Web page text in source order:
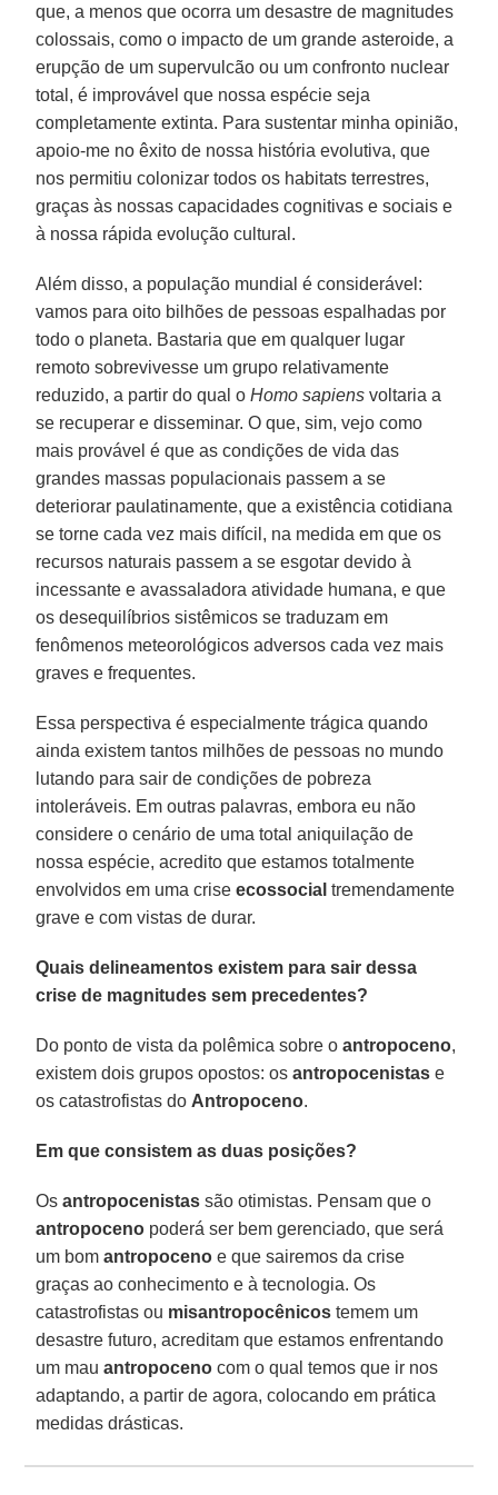
que, a menos que ocorra um desastre de magnitudes
colossais, como o impacto de um grande asteroide, a
erupção de um supervulcão ou um confronto nuclear
total, é improvável que nossa espécie seja
completamente extinta. Para sustentar minha opinião,
apoio-me no êxito de nossa história evolutiva, que
nos permitiu colonizar todos os habitats terrestres,
graças às nossas capacidades cognitivas e sociais e
à nossa rápida evolução cultural.
Além disso, a população mundial é considerável:
vamos para oito bilhões de pessoas espalhadas por
todo o planeta. Bastaria que em qualquer lugar
remoto sobrevivesse um grupo relativamente
reduzido, a partir do qual oHomo sapiens voltaria a
se recuperar e disseminar. O que, sim, vejo como
mais provável é que as condições de vida das
grandes massas populacionais passem a se
deteriorar paulatinamente, que a existência cotidiana
se torne cada vez mais difícil, na medida em que os
recursos naturais passem a se esgotar devido à
incessante e avassaladora atividade humana, e que
os desequilíbrios sistêmicos se traduzam em
fenômenos meteorológicos adversos cada vez mais
graves e frequentes.
Essa perspectiva é especialmente trágica quando
ainda existem tantos milhões de pessoas no mundo
lutando para sair de condições de pobreza
intoleráveis. Em outras palavras, embora eu não
considere o cenário de uma total aniquilação de
nossa espécie, acredito que estamos totalmente
envolvidos em uma criseecossocial tremendamente
grave e com vistas de durar.
Quais delineamentos existem para sair dessa
crise de magnitudes sem precedentes?
Do ponto de vista da polêmica sobre oantropoceno,
existem dois grupos opostos: osantropocenistas e
os catastrofistas do Antropoceno.
Em que consistem as duas posições?
Osantropocenistas são otimistas. Pensam que o
antropoceno poderá ser bem gerenciado, que será
um bomantropoceno e que sairemos da crise
graças ao conhecimento e à tecnologia. Os
catastrofistas ou misantropocênicos temem um
desastre futuro, acreditam que estamos enfrentando
um mauantropoceno com o qual temos que ir nos
adaptando, a partir de agora, colocando em prática
medidas drásticas.